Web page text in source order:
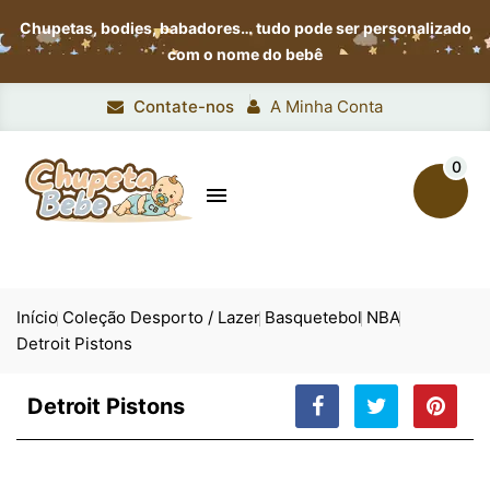
Chupetas, bodies, babadores…tudo pode ser personalizado
com o nome do bebê
Contate-nos A Minha Conta

0
Início Coleção Desporto / Lazer Basquetebol NBA
Detroit Pistons
Detroit Pistons